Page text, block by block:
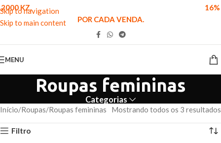
Skip to navigation
Skip to main content
2000 KZ, PAGANDO UMA TAXA DE COMIÇÃO DE APENAS 16%
POR CADA VENDA.
MENU
Roupas femininas
Categorias
Início Roupas Roupas femininas Mostrando todos os 3 resultados
Filtro